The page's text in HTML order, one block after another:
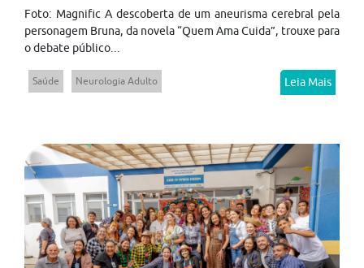
Foto: Magnific A descoberta de um aneurisma cerebral pela
personagem Bruna, da novela “Quem Ama Cuida”, trouxe para
o debate público...
Saúde Neurologia Adulto Leia Mais